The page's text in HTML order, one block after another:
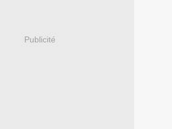
Publicité